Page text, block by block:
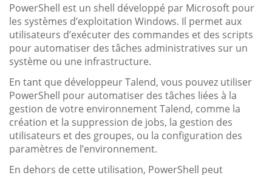
PowerShell est un shell développé par Microsoft pour
les systèmes d’exploitation Windows. Il permet aux
utilisateurs d’exécuter des commandes et des scripts
pour automatiser des tâches administratives sur un
système ou une infrastructure.
En tant que développeur Talend, vous pouvez utiliser
PowerShell pour automatiser des tâches liées à la
gestion de votre environnement Talend, comme la
création et la suppression de jobs, la gestion des
utilisateurs et des groupes, ou la configuration des
paramètres de l’environnement.
En dehors de cette utilisation, PowerShell peut